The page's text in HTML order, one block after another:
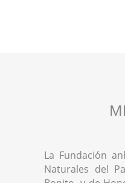
La Fundación
Naturales del